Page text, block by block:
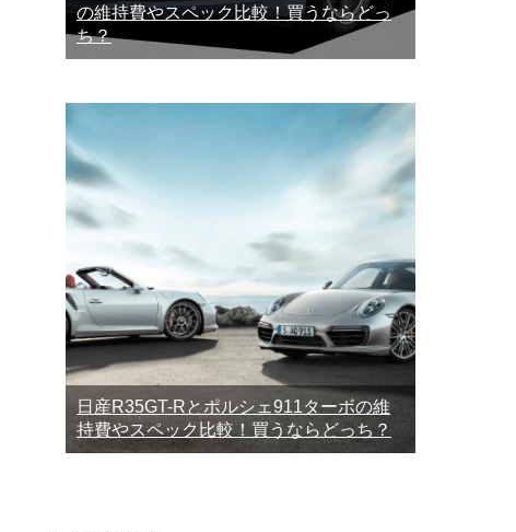
の維持費やスペック比較！買うならどっ
ち？
日産R35GT-Rとポルシェ911ターボの維
持費やスペック比較！買うならどっち？